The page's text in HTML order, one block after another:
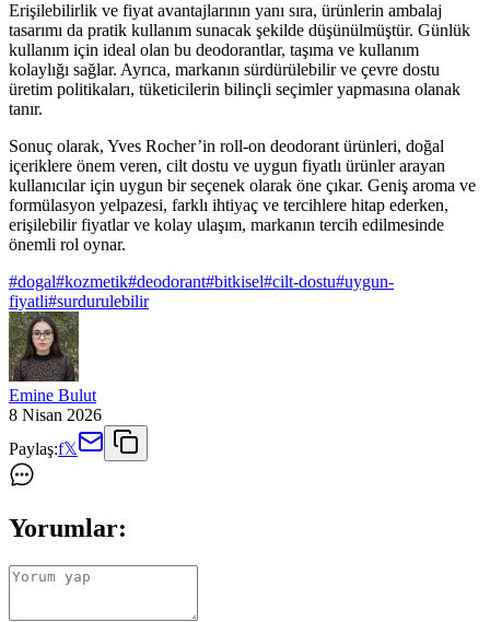
Erişilebilirlik ve fiyat avantajlarının yanı sıra, ürünlerin ambalaj
tasarımı da pratik kullanım sunacak şekilde düşünülmüştür. Günlük
kullanım için ideal olan bu deodorantlar, taşıma ve kullanım
kolaylığı sağlar. Ayrıca, markanın sürdürülebilir ve çevre dostu
üretim politikaları, tüketicilerin bilinçli seçimler yapmasına olanak
tanır.
Sonuç olarak, Yves Rocher’in roll-on deodorant ürünleri, doğal
içeriklere önem veren, cilt dostu ve uygun fiyatlı ürünler arayan
kullanıcılar için uygun bir seçenek olarak öne çıkar. Geniş aroma ve
formülasyon yelpazesi, farklı ihtiyaç ve tercihlere hitap ederken,
erişilebilir fiyatlar ve kolay ulaşım, markanın tercih edilmesinde
önemli rol oynar.
#dogal#kozmetik#deodorant#bitkisel#cilt-dostu#uygun-
fiyatli#surdurulebilir
Emine Bulut
8 Nisan 2026
Paylaş:f𝕏
Yorumlar: